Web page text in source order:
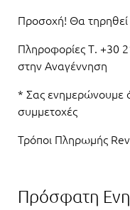
Προσοχή! Θα τηρηθεί
Πληροφορίες Τ. +30
στην Αναγέννηση
* Σας ενημερώνουμε
συμμετοχές
Τρόποι Πληρωμής
Πρόσφατη